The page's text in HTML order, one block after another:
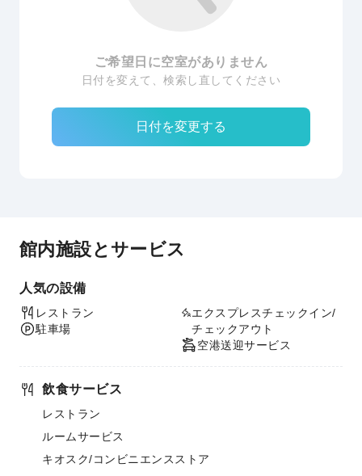
ご希望日に空室がありません
日付を変えて、検索し直してください
日付を変更する
館内施設とサービス
人気の設備
レストラン
駐車場
エクスプレスチェックイン/
チェックアウト
空港送迎サービス
飲食サービス
レストラン
ルームサービス
キオスク/コンビニエンスストア